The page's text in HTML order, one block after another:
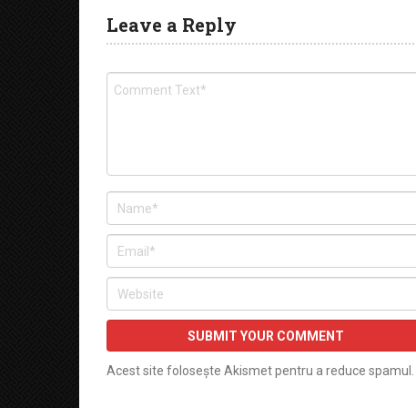
Leave a Reply
Acest site folosește Akismet pentru a reduce spamul.